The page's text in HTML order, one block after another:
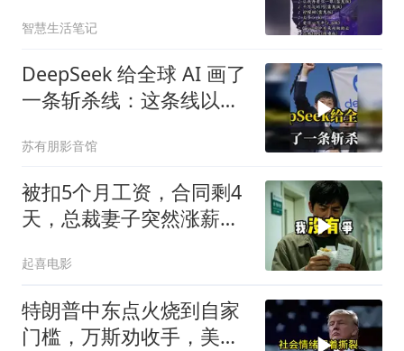
智慧生活笔记
DeepSeek 给全球 AI 画了
一条斩杀线：这条线以下
苏有朋影音馆
被扣5个月工资，合同剩4
天，总裁妻子突然涨薪续
起喜电影
特朗普中东点火烧到自家
门槛，万斯劝收手，美国